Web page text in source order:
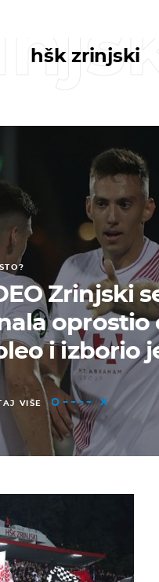
hšk zrinjski
Zrinjski
oprostio
i izborio
VIŠE